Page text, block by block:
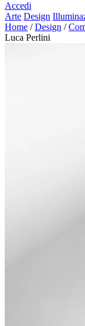
Accedi
Arte Design
Home / Design /
Luca Perlini